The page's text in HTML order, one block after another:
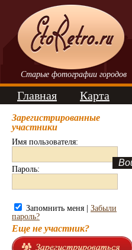
Старые фотографии городов
Главная Карта
Зарегистрированные
участники
Имя пользователя:
Пароль:
Запомнить меня | Забыли
пароль?
Еще не участник?